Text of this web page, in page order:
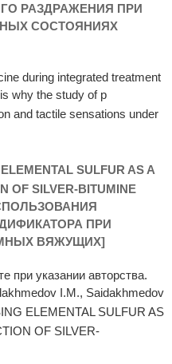
РАЗДРАЖЕНИЯ ПРИ
СОСТОЯНИЯХ
during integrated treatment
why the study of p
and tactile sensations under
SULFUR AS A
OF SILVER-BITUMINE
ПРИ
ВЯЖУЩИХ]
при указании авторства.
I.M., Saidakhmedov
ELEMENTAL SULFUR AS
OF SILVER-